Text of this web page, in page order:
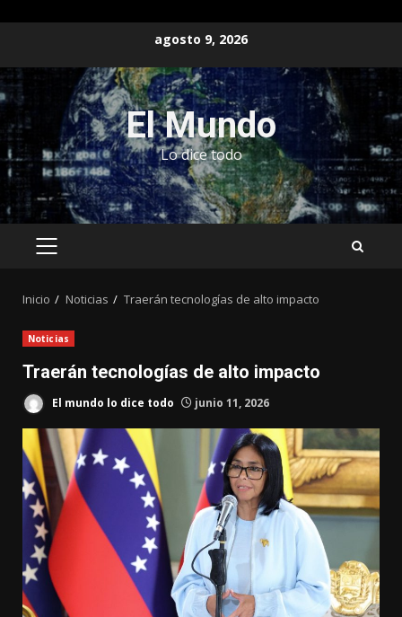
contenido
agosto 9, 2026
El Mundo
Lo dice todo
MENÚ
Inicio Noticias Traerán tecnologías de alto impacto
Noticias
Traerán tecnologías de alto impacto
El mundo lo dice todo junio 11, 2026